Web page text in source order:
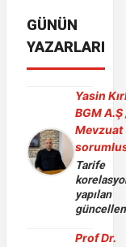
GÜNÜN
YAZARLARI
Yasin
BGM A.Ş
Mevzuat
Tarife
yapılan
Prof Dr.